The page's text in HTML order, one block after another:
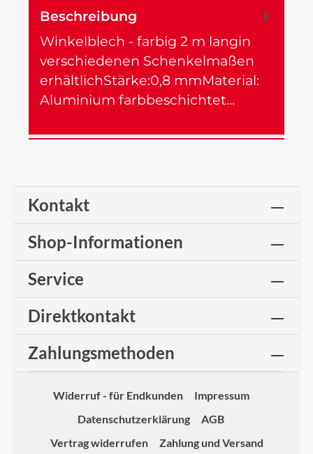
Beschreibung
Winkelblech - farbig 2 m langin
verschiedenen Schenkelmaßen
erhältlichStärke:0,8 mmMaterial:
Aluminium farbbeschichtet…
Kontakt
Shop-Informationen
Service
Direktkontakt
Zahlungsmethoden
Widerruf - für Endkunden
Impressum
Datenschutzerklärung
AGB
Vertrag widerrufen
Zahlung und Versand